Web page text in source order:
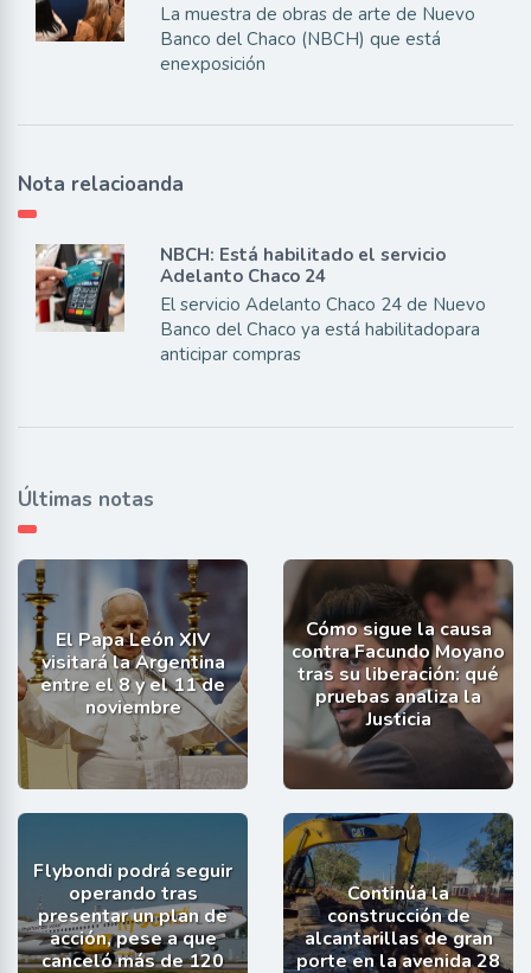
La muestra de obras de arte de Nuevo
Banco del Chaco (NBCH) que está
enexposición
Nota relacioanda
NBCH: Está habilitado el servicio
Adelanto Chaco 24
El servicio Adelanto Chaco 24 de Nuevo
Banco del Chaco ya está habilitadopara
anticipar compras
Últimas notas
El Papa León XIV
visitará la Argentina
entre el 8 y el 11 de
noviembre
Cómo sigue la causa
contra Facundo Moyano
tras su liberación: qué
pruebas analiza la
Justicia
Flybondi podrá seguir
operando tras
presentar un plan de
acción, pese a que
canceló más de 120
Continúa la
construcción de
alcantarillas de gran
porte en la avenida 28